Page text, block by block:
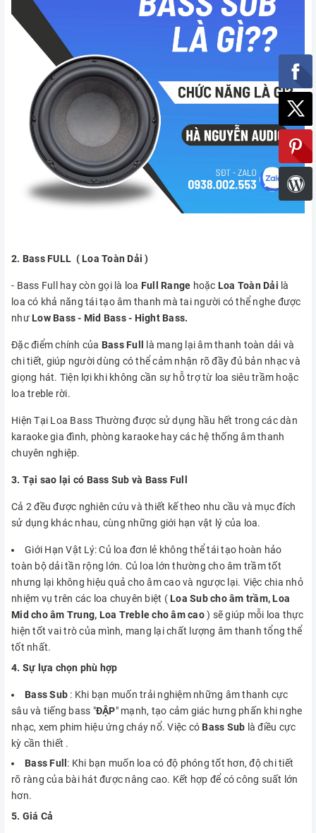
2. Bass FULL ( Loa Toàn Dải )
- Bass Full hay còn gọi là loa Full Range hoặc Loa Toàn Dải là
loa có khả năng tái tạo âm thanh mà tai người có thể nghe được
như Low Bass - Mid Bass - Hight Bass.
Đặc điểm chính của Bass Full
là mang lại âm thanh toàn dải và
chi tiết, giúp người dùng có thể cảm nhận rõ đầy đủ bản nhạc và
giọng hát. Tiện lợi khi không cần sự hỗ trợ từ loa siêu trầm hoặc
loa treble rời.
Hiện Tại Loa Bass Thường được sử dụng hầu hết trong các dàn
karaoke gia đình, phòng karaoke hay các hệ thống âm thanh
chuyên nghiệp.
3. Tại sao lại có Bass Sub và Bass Full
Cả 2 đều được nghiên cứu và thiết kế theo nhu cầu và mục đích
sử dụng khác nhau, cùng những giới hạn vật lý của loa.
Giới Hạn Vật Lý: Củ loa đơn lẻ không thể tái tạo hoàn hảo
toàn bộ dải tần rộng lớn. Củ loa lớn thường cho âm trầm tốt
nhưng lại không hiệu quả cho âm cao và ngược lại. Việc chia nhỏ
nhiệm vụ trên các loa chuyên biệt ( Loa Sub cho âm trầm, Loa
Mid cho âm Trung, Loa Treble cho âm cao) sẽ giúp mỗi loa thực
hiện tốt vai trò của mình, mang lại chất lượng âm thanh tổng thể
tốt nhất.
4. Sự lựa chọn phù hợp
Bass Sub : Khi bạn muốn trải nghiệm những âm thanh cực
sâu và tiếng bass "ĐẬP" mạnh, tạo cảm giác hưng phấn khi nghe
nhạc, xem phim hiệu ứng cháy nổ. Việc có Bass Sub là điều cực
kỳ cần thiết .
Bass Full : Khi bạn muốn loa có độ phóng tốt hơn, độ chi tiết
rõ ràng của bài hát được nâng cao. Kết hợp để có công suất lớn
hơn.
5. Giá Cả